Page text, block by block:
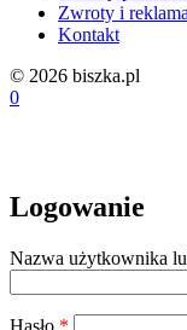
Zwroty i
Kontakt
© 2026 biszka.pl
0
Logowanie
Nazwa użytkownika
Hasło *